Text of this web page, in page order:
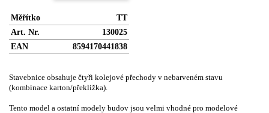
Měřítko
TT
Art. Nr.
130025
EAN
8594170441838
Stavebnice obsahuje čtyři kolejové přechody v nebarveném stavu
(kombinace karton/překližka).
Tento model a ostatní modely budov jsou velmi vhodné pro modelové